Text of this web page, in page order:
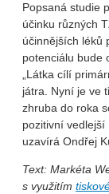
Popsaná studie
účinku různých
účinnějších léků
potenciálu bude
„Látka cílí
játra. Nyní je ve
zhruba do roka
pozitivní vedlejší
uzavírá Ondřej
Text: Markéta
s využitím